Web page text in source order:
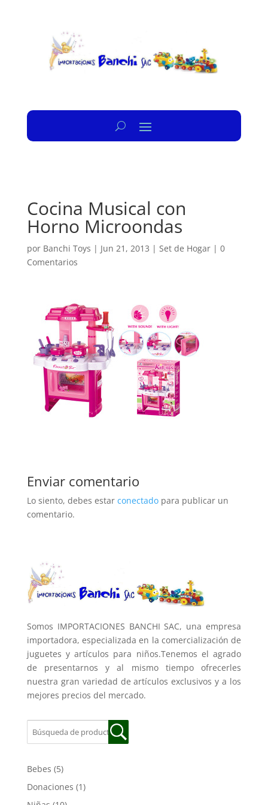
Cocina Musical con
Horno Microondas
por Banchi Toys | Jun 21, 2013 | Set de Hogar| 0
Comentarios
Enviar comentario
Lo siento, debes estar conectadopara publicar un
comentario.
Somos IMPORTACIONES BANCHI SAC, una empresa
importadora, especializada en la comercialización de
juguetes y artículos para niños.Tenemos el agrado
de presentarnos y al mismo tiempo ofrecerles
nuestra gran variedad de artículos exclusivos y a los
mejores precios del mercado.
Bebes (5)
Donaciones (1)